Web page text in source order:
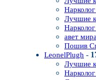
Лучшие
авет
Пошив
LeonelPlugh -
Лучшие